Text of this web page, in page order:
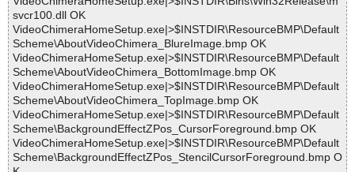
svcr100.dll OK
VideoChimeraHomeSetup.exe|>$INSTDIR\ResourceBMP\Default
Scheme\AboutVideoChimera_BlureImage.bmp OK
VideoChimeraHomeSetup.exe|>$INSTDIR\ResourceBMP\Default
Scheme\AboutVideoChimera_BottomImage.bmp OK
VideoChimeraHomeSetup.exe|>$INSTDIR\ResourceBMP\Default
Scheme\AboutVideoChimera_TopImage.bmp OK
VideoChimeraHomeSetup.exe|>$INSTDIR\ResourceBMP\Default
Scheme\BackgroundEffectZPos_CursorForeground.bmp OK
VideoChimeraHomeSetup.exe|>$INSTDIR\ResourceBMP\Default
Scheme\BackgroundEffectZPos_StencilCursorForeground.bmp O